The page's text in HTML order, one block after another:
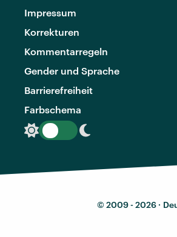
Impressum
Korrekturen
Kommentarregeln
Gender und Sprache
Barrierefreiheit
Farbschema
© 2009 - 2026 ·